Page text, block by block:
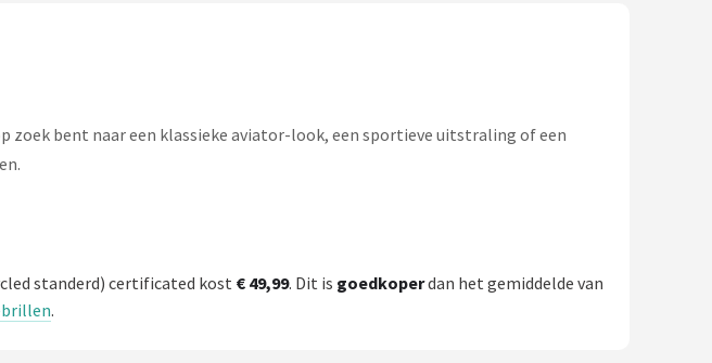
bent naar een klassieke aviator-look, een sportieve uitstraling of een
standerd) certificated kost € 49,99. Dit is goedkoperdan het gemiddelde van
.